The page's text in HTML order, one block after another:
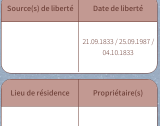
Source(s) de liberté Date de liberté
21.09.1833 / 25.09.1987 /
04.10.1833
Lieu de résidence Propriétaire(s)